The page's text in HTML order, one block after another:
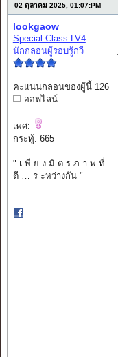
02 ตุลาคม 2025, 01:07:PM
lookgaow
Special Class LV4
นักกลอนผู้รอบรู้กวี
คะแนนกลอนของผู้นี้ 126
ออฟไลน์
เพศ:
กระทู้: 665
" เ พี ย ง มิ ต ร ภ า พ ที่
ดี … ร ะหว่างกัน "